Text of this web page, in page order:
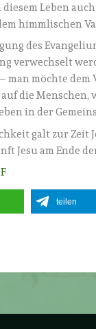
Leben
himmlischen
des
verwechselt
man möchte
die
in der
galt zur Zeit
Jesu am Ende
teilen